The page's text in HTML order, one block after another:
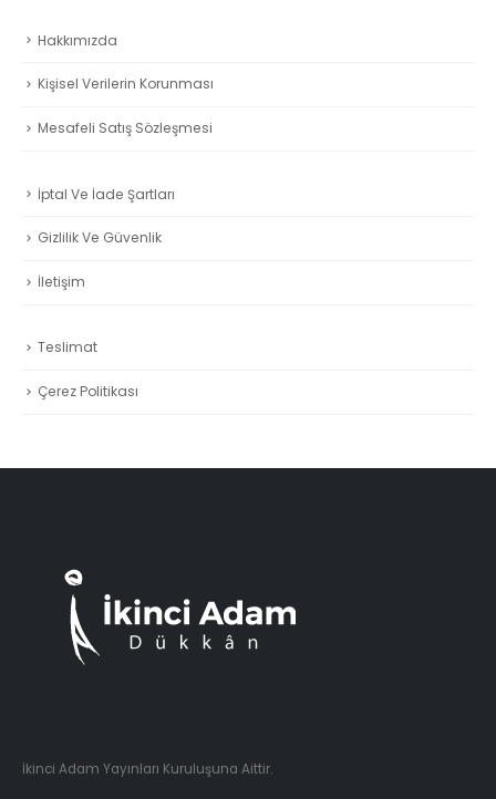
Hakkımızda
Kişisel Verilerin Korunması
Mesafeli Satış Sözleşmesi
İptal Ve İade Şartları
Gizlilik Ve Güvenlik
İletişim
Teslimat
Çerez Politikası
İkinci Adam Yayınları Kuruluşuna Aittir.